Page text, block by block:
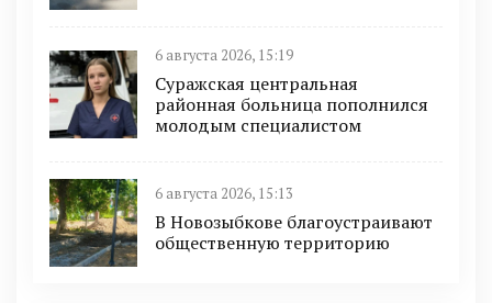
6 августа 2026, 15:19
Суражская центральная
районная больница пополнился
молодым специалистом
6 августа 2026, 15:13
В Новозыбкове благоустраивают
общественную территорию